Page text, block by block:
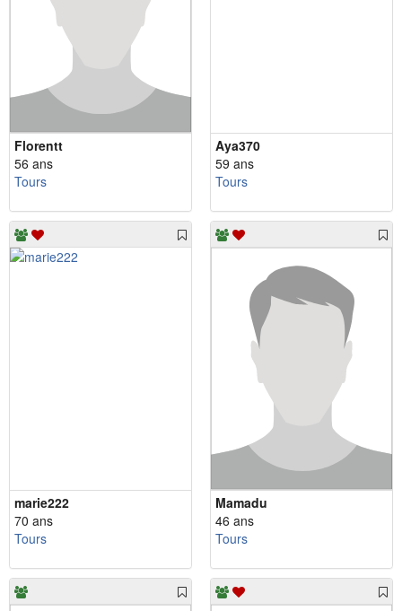
Florentt
56 ans
Tours
Aya370
59 ans
Tours
marie222
70 ans
Tours
Mamadu
46 ans
Tours